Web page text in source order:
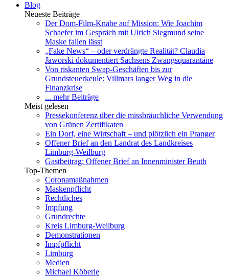
Blog
Neueste Beiträge
Der Dom-Film-Knabe auf Mission: Wie Joachim
Schaefer im Gespräch mit Ulrich Siegmund seine
Maske fallen lässt
„Fake News“ – oder verdrängte Realität? Claudia
Jaworski dokumentiert Sachsens Zwangsquarantäne
Von riskanten Swap-Geschäften bis zur
Grundsteuerkeule: Villmars langer Weg in die
Finanzkrise
... mehr Beiträge
Meist gelesen
Pressekonferenz über die missbräuchliche Verwendung
von Grünen Zertifikaten
Ein Dorf, eine Wirtschaft – und plötzlich ein Pranger
Offener Brief an den Landrat des Landkreises
Limburg-Weilburg
Gastbeitrag: Offener Brief an Innenminister Beuth
Top-Themen
Coronamaßnahmen
Maskenpflicht
Rechtliches
Impfung
Grundrechte
Kreis Limburg-Weilburg
Demonstrationen
Impfpflicht
Limburg
Medien
Michael Köberle